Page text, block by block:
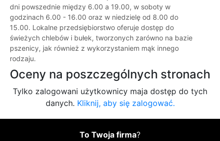
dni powszednie między 6.00 a 19.00, w soboty w
godzinach 6.00 - 16.00 oraz w niedzielę od 8.00 do
15.00. Lokalne przedsiębiorstwo oferuje dostęp do
świeżych chlebów i bułek, tworzonych zarówno na bazie
pszenicy, jak również z wykorzystaniem mąk innego
rodzaju.
Oceny na poszczególnych stronach
Tylko zalogowani użytkownicy maja dostęp do tych
danych. Kliknij, aby się zalogować.
To Twoja firma?